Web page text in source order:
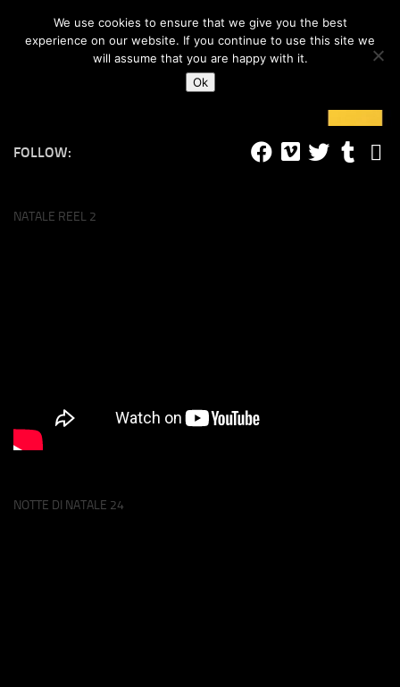
Skip to content
#lucalife
FOLLOW:
NATALE REEL 2
NOTTE DI NATALE 24
We use cookies to ensure that we give you the best
experience on our website. If you continue to use this site we
will assume that you are happy with it.
Ok